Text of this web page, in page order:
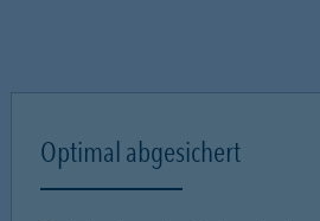
Optimal abgesichert